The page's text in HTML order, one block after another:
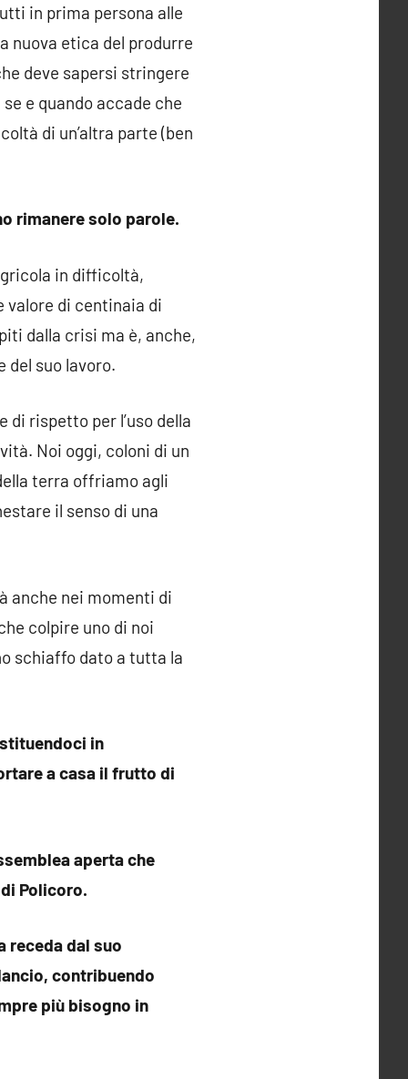
in prima persona alle
nuova etica del produrre
deve sapersi stringere
e quando accade che
di un’altra parte (ben
rimanere solo parole.
in difficoltà,
valore di centinaia di
dalla crisi ma è, anche,
del suo lavoro.
rispetto per l’uso della
Noi oggi, coloni di un
terra offriamo agli
il senso di una
anche nei momenti di
colpire uno di noi
schiaffo dato a tutta la
in
a casa il frutto di
aperta che
Policoro.
receda dal suo
contribuendo
più bisogno in